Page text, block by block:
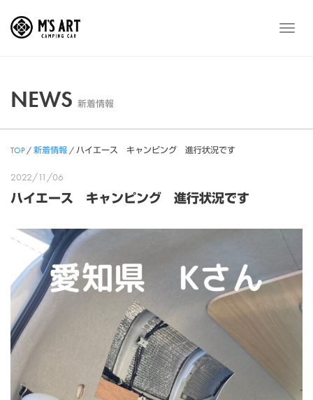
メ
NEWS 新着情報
TOP/新着情報 /ハイエース キャンピング 進行状況です
2022/11/06
ハイエース キャンピング 進行状況です